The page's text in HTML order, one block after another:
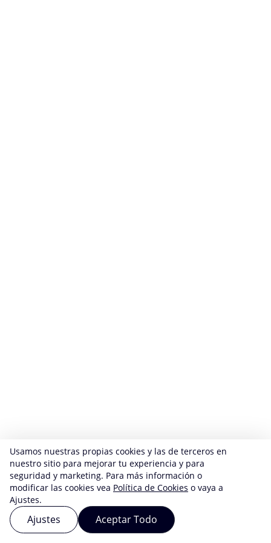
Usamos nuestras propias cookies y las de terceros en
nuestro sitio para mejorar tu experiencia y para
seguridad y marketing. Para más información o
modificar las cookies vea Política de Cookies o vaya a
Ajustes.
Ajustes Aceptar Todo